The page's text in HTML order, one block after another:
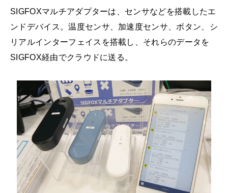
SIGFOXマルチアダプターは、センサなどを搭載したエ
ンドデバイス。温度センサ、加速度センサ、ボタン、シ
リアルインターフェイスを搭載し、それらのデータを
SIGFOX経由でクラウドに送る。